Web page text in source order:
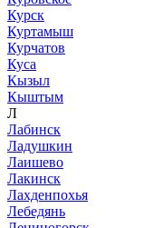
Курск
Куртамыш
Курчатов
Куса
Кызыл
Кыштым
Л
Лабинск
Ладушкин
Лаишево
Лакинск
Лахденпохья
Лебедянь